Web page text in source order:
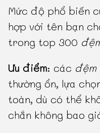
Mức độ phổ biến
hợp với tên bạn
trong top 300
Ưu điểm: các
thường ổn, lựa
toàn, dù có thể
chắn không bao